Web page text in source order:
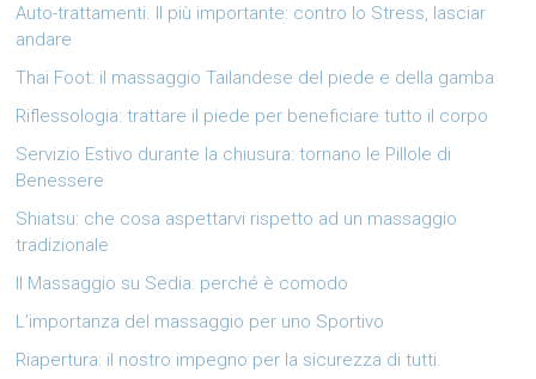
Auto-trattamenti. Il più importante: contro lo Stress, lasciar
andare
Thai Foot: il massaggio Tailandese del piede e della gamba
Riflessologia: trattare il piede per beneficiare tutto il corpo
Servizio Estivo durante la chiusura: tornano le Pillole di
Benessere
Shiatsu: che cosa aspettarvi rispetto ad un massaggio
tradizionale
Il Massaggio su Sedia: perché è comodo
L’importanza del massaggio per uno Sportivo
Riapertura: il nostro impegno per la sicurezza di tutti.